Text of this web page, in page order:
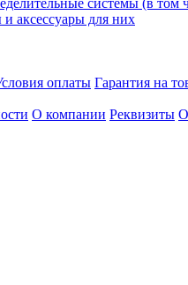
системы (в том
аксессуары для них
оплаты Гарантия на
О компании Реквизиты